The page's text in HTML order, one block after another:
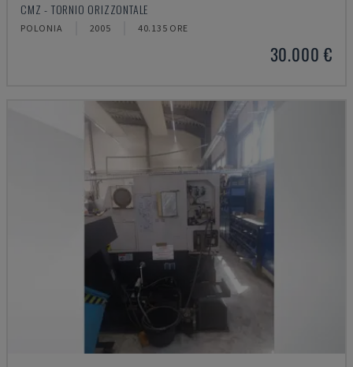
CMZ - TORNIO ORIZZONTALE
POLONIA 2005 40.135 ORE
30.000 €